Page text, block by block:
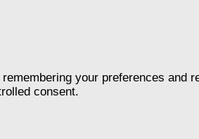
your preferences and
consent.